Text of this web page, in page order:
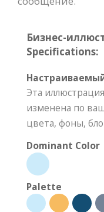
Бизнес-
Specifications:
Эта
изменена по
цвета, фоны,
Dominant Color
Palette